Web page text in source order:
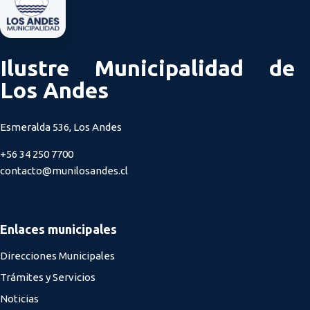
Ilustre Municipalidad de
Los Andes
Esmeralda 536, Los Andes
+56 34 250 7700
contacto@munilosandes.cl
Enlaces municipales
Direcciones Municipales
Trámites y Servicios
Noticias